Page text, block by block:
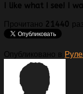
I like what I see! I
Прочитано 21440 раз
Опубликовано в